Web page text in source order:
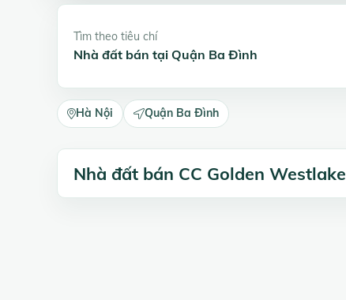
Tìm theo tiêu chí
Nhà đất bán tại Quận Ba Đình
Hà Nội Quận Ba Đình
Nhà đất bán CC Golden Westlake